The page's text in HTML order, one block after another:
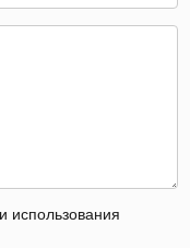
использования